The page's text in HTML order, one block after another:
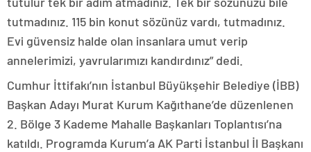
tutmadınız. 115 bin konut sözünüz vardı, tutmadınız.
Evi güvensiz halde olan insanlara umut verip
annelerimizi, yavrularımızı kandırdınız” dedi.
Cumhur İttifakı’nın İstanbul Büyükşehir Belediye (İBB)
Başkan Adayı Murat Kurum Kağıthane’de düzenlenen
2. Bölge 3 Kademe Mahalle Başkanları Toplantısı’na
katıldı. Programda Kurum’a AK Parti İstanbul İl Başkanı